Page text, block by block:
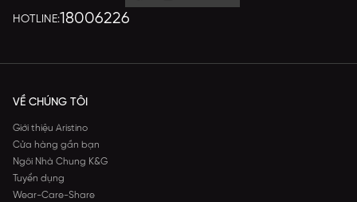
HOTLINE:18006226
VỀ CHÚNG TÔI
Giới thiệu Aristino
Cửa hàng gần bạn
Ngôi Nhà Chung K&G
Tuyển dụng
Wear-Care-Share